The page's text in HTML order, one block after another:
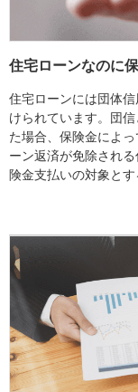
住宅ローンなのに
住宅ローンには団体
けられています。団
た場合、保険金によ
ーン返済が免除され
険金支払いの対象と
て、がん等の疾病や
象とする特別な団信
選ぶ際の重要な要素
要について説明します